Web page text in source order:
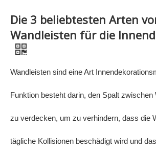
Die 3 beliebtesten Arten
Wandleisten für die
Wandleisten sind eine Art
Funktion besteht darin, den Spalt zwischen
zu verdecken, um zu verhindern, dass die
tägliche Kollisionen beschädigt wird und das